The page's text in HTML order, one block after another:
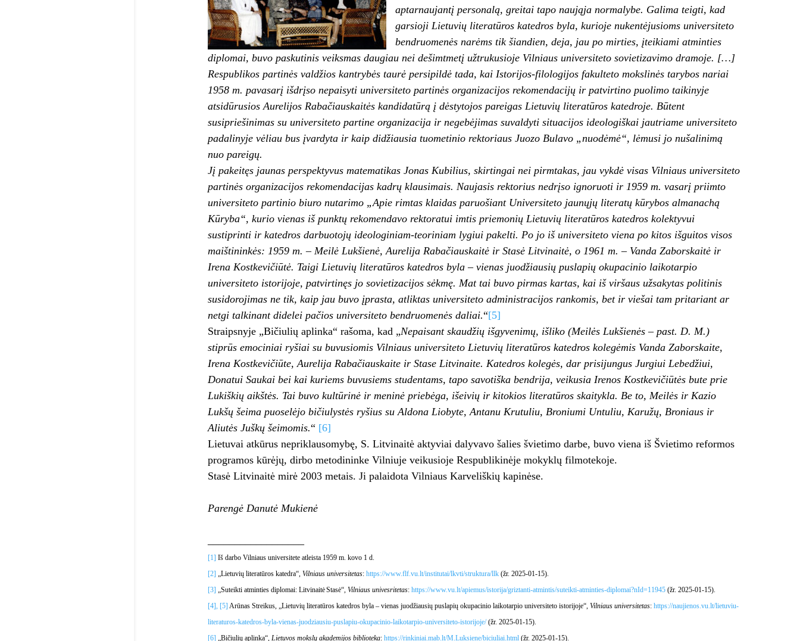
aptarnaujantį personalą, greitai tapo naująja normalybe. Galima teigti, kad
garsioji Lietuvių literatūros katedros byla, kurioje nukentėjusioms universiteto
bendruomenės narėms tik šiandien, deja, jau po mirties, įteikiami atminties
diplomai, buvo paskutinis veiksmas daugiau nei dešimtmetį užtrukusioje Vilniaus universiteto sovietizavimo dramoje. […]
Respublikos partinės valdžios kantrybės taurė persipildė tada, kai Istorijos-filologijos fakulteto mokslinės tarybos nariai
1958 m. pavasarį išdrįso nepaisyti universiteto partinės organizacijos rekomendacijų ir patvirtino puolimo taikinyje
atsidūrusios Aurelijos Rabačiauskaitės kandidatūrą į dėstytojos pareigas Lietuvių literatūros katedroje. Būtent
susipriešinimas su universiteto partine organizacija ir negebėjimas suvaldyti situacijos ideologiškai jautriame universiteto
padalinyje vėliau bus įvardyta ir kaip didžiausia tuometinio rektoriaus Juozo Bulavo „nuodėmė“, lėmusi jo nušalinimą
nuo pareigų.
Jį pakeitęs jaunas perspektyvus matematikas Jonas Kubilius, skirtingai nei pirmtakas, jau vykdė visas Vilniaus universiteto
partinės organizacijos rekomendacijas kadrų klausimais. Naujasis rektorius nedrįso ignoruoti ir 1959 m. vasarį priimto
universiteto partinio biuro nutarimo „Apie rimtas klaidas paruošiant Universiteto jaunųjų literatų kūrybos almanachą
Kūryba“, kurio vienas iš punktų rekomendavo rektoratui imtis priemonių Lietuvių literatūros katedros kolektyvui
sustiprinti ir katedros darbuotojų ideologiniam-teoriniam lygiui pakelti. Po jo iš universiteto viena po kitos išguitos visos
maištininkės: 1959 m. – Meilė Lukšienė, Aurelija Rabačiauskaitė ir Stasė Litvinaitė, o 1961 m. – Vanda Zaborskaitė ir
Irena Kostkevičiūtė. Taigi Lietuvių literatūros katedros byla – vienas juodžiausių puslapių okupacinio laikotarpio
universiteto istorijoje, patvirtinęs jo sovietizacijos sėkmę. Mat tai buvo pirmas kartas, kai iš viršaus užsakytas politinis
susidorojimas ne tik, kaip jau buvo įprasta, atliktas universiteto administracijos rankomis, bet ir viešai tam pritariant ar
netgi talkinant didelei pačios universiteto bendruomenės daliai.“[5]
Straipsnyje „Bičiulių aplinka“ rašoma, kad „Nepaisant skaudžių išgyvenimų, išliko (Meilės Lukšienės – past. D. M.)
stiprūs emociniai ryšiai su buvusiomis Vilniaus universiteto Lietuvių literatūros katedros kolegėmis Vanda Zaborskaite,
Irena Kostkevičiūte, Aurelija Rabačiauskaite ir Stase Litvinaite. Katedros kolegės, dar prisijungus Jurgiui Lebedžiui,
Donatui Saukai bei kai kuriems buvusiems studentams, tapo savotiška bendrija, veikusia Irenos Kostkevičiūtės bute prie
Lukiškių aikštės. Tai buvo kultūrinė ir meninė priebėga, išeivių ir kitokios literatūros skaitykla. Be to, Meilės ir Kazio
Lukšų šeima puoselėjo bičiulystės ryšius su Aldona Liobyte, Antanu Krutuliu, Broniumi Untuliu, Karužų, Broniaus ir
Aliutės Juškų šeimomis.“ [6]
Lietuvai atkūrus nepriklausomybę, S. Litvinaitė aktyviai dalyvavo šalies švietimo darbe, buvo viena iš Švietimo reformos
programos kūrėjų, dirbo metodininke Vilniuje veikusioje Respublikinėje mokyklų filmotekoje.
Stasė Litvinaitė mirė 2003 metais. Ji palaidota Vilniaus Karveliškių kapinėse.
Parengė Danutė Mukienė
[1] Iš darbo Vilniaus universitete atleista 1959 m. kovo 1 d.
[2] „Lietuvių literatūros katedra“, Vilniaus universitetas: https://www.flf.vu.lt/institutai/lkvti/struktura/llk(žr. 2025-01-15).
[3] „Suteikti atminties diplomai: Litvinaitė Stasė“, Vilniaus univesritetas: https://www.vu.lt/apiemus/istorija/griztanti-atmintis/suteikti-atminties-diplomai?nId=11945(žr. 2025-01-15).
[4], [5] Arūnas Streikus, „Lietuvių literatūros katedros byla – vienas juodžiausių puslapių okupacinio laikotarpio universiteto istorijoje“, Vilniaus universitetas: https://naujienos.vu.lt/lietuviu-
literaturos-katedros-byla-vienas-juodziausiu-puslapiu-okupacinio-laikotarpio-universiteto-istorijoje/(žr. 2025-01-15).
[6] „Bičiulių aplinka“, Lietuvos mokslų akademijos biblioteka: https://rinkiniai.mab.lt/M.Luksiene/biciuliai.html(žr. 2025-01-15).